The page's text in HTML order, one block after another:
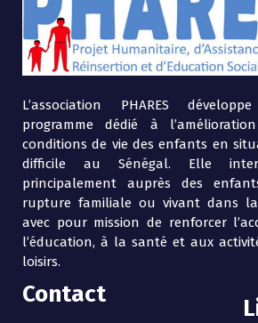
L’association PHARES
programme dédié à
conditions de vie des enfants en
difficile au Sénégal. Elle
principalement auprès des
rupture familiale ou vivant dans
avec pour mission de renforcer
l’éducation, à la santé et aux
loisirs.
Contact